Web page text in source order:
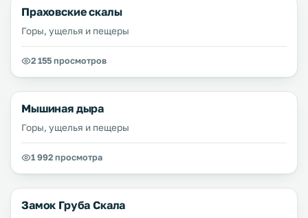
Праховские скалы
Горы, ущелья и пещеры
2 155 просмотров
Мышиная дыра
Горы, ущелья и пещеры
1 992 просмотра
Замок Груба Скала